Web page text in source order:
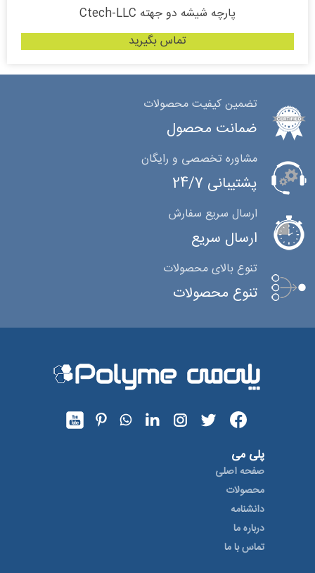
پارچه شیشه دو جهته Ctech-LLC
تماس بگیرید
تضمین کیفیت محصولات
ضمانت محصول
مشاوره تخصصی و رایگان
پشتیبانی 24/7
ارسال سریع سفارش
ارسال سریع
تنوع بالای محصولات
تنوع محصولات
پلی می
صفحه اصلی
محصولات
دانشنامه
درباره ما
تماس با ما